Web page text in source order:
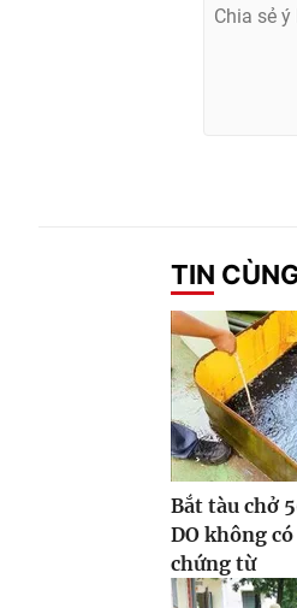
TIN
Bắt tàu chở
DO không
chứng từ